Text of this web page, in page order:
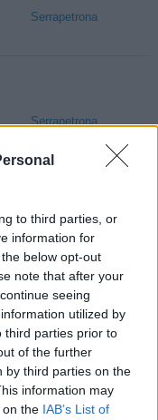
to third parties, or
information for
below opt-out
note that after your
seeing
utilized by
third parties prior to
of the further
by third parties on the
information may
on the IAB’s List of
Serrapetrona
Serrapetrona
Serrapetrona
Serrapetrona
Serrapetrona